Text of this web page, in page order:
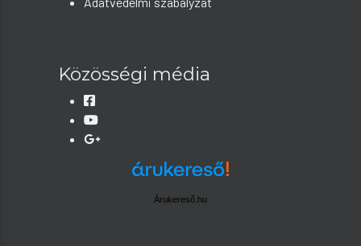
Közösségi média
Árukereső.hu